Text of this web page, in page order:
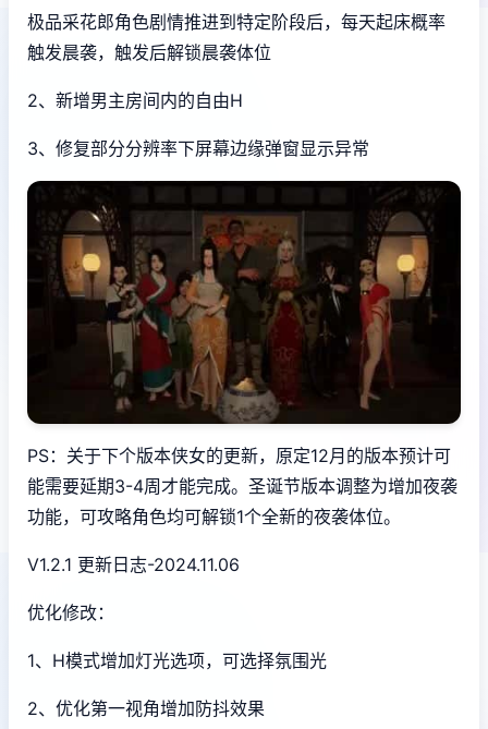
极品采花郎角色剧情推进到特定阶段后，每天起床概率
触发晨袭，触发后解锁晨袭体位
2、新增男主房间内的自由H
3、修复部分分辨率下屏幕边缘弹窗显示异常
PS：关于下个版本侠女的更新，原定12月的版本预计可
能需要延期3-4周才能完成。圣诞节版本调整为增加夜袭
功能，可攻略角色均可解锁1个全新的夜袭体位。
V1.2.1 更新日志-2024.11.06
优化修改：
1、H模式增加灯光选项，可选择氛围光
2、优化第一视角增加防抖效果